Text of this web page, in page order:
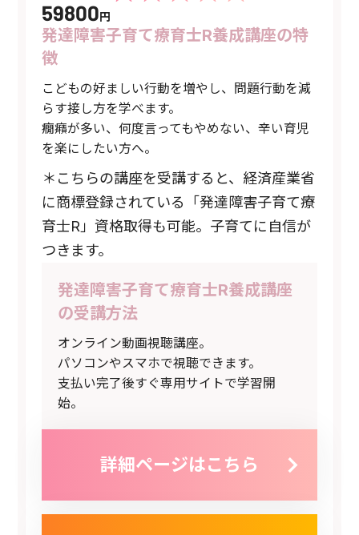
59800円
発達障害子育て療育士R養成講座の特
徴
こどもの好ましい行動を増やし、問題行動を減
らす接し方を学べます。
癇癪が多い、何度言ってもやめない、辛い育児
を楽にしたい方へ。
＊こちらの講座を受講すると、経済産業省
に商標登録されている「発達障害子育て療
育士R」資格取得も可能。子育てに自信が
つきます。
発達障害子育て療育士R養成講座
の受講方法
オンライン動画視聴講座。
パソコンやスマホで視聴できます。
支払い完了後すぐ専用サイトで学習開
始。
詳細ページはこちら